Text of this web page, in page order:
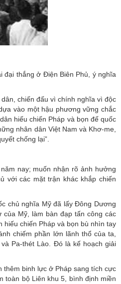
đại thắng ở Điện Biên Phủ, ý nghĩa
chiến đấu vì chính nghĩa vì độc
vào một hậu phương vững chắc
hiếu chiến Pháp và bọn đế quốc
nhân dân Việt Nam và Khơ-me,
chống lại”.
nay; muốn nhận rõ ảnh hưởng
với các mặt trận khác khắp chiến
chủ nghĩa Mỹ đã lấy Đông Dương
Mỹ, làm bàn đạp tấn công các
chiến Pháp và bọn bù nhìn tay
chiếm phần lớn lãnh thổ của ta,
Pa-thét Lào. Đó là kế hoạch giải
binh lực ở Pháp sang tích cực
toàn bộ Liên khu 5, bình định miền